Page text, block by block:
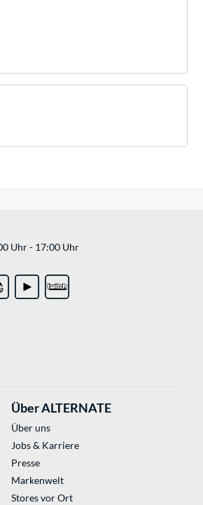
Uhr - 17:00 Uhr
Über ALTERNATE
Über uns
Jobs & Karriere
Presse
Markenwelt
Stores vor Ort